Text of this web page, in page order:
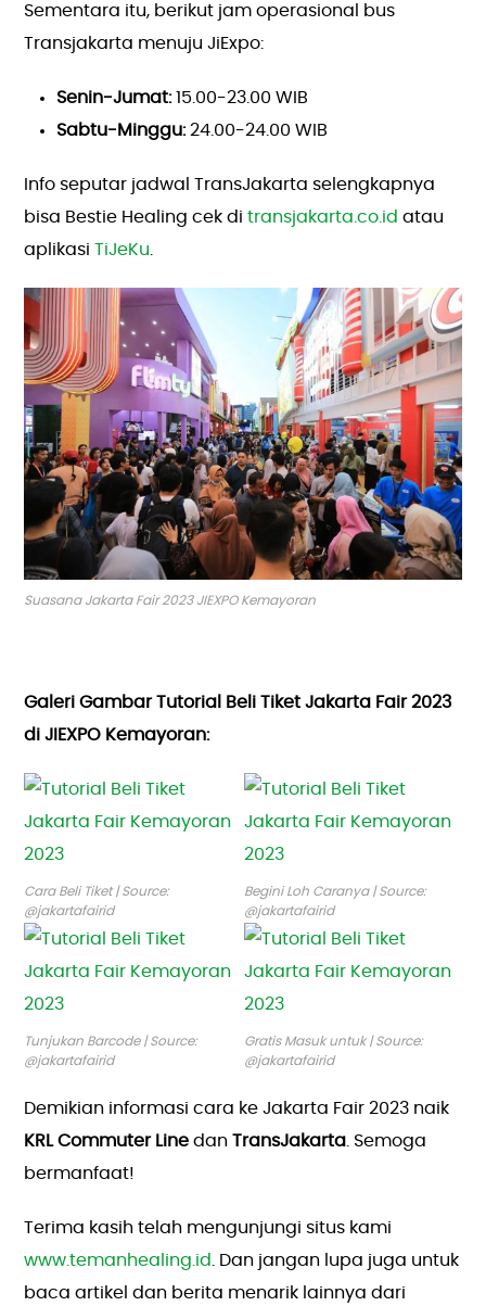
Sementara itu, berikut jam operasional bus
Transjakarta menuju JiExpo:
Senin-Jumat:15.00-23.00 WIB
Sabtu-Minggu: 24.00-24.00 WIB
Info seputar jadwal TransJakarta selengkapnya
bisa Bestie Healing cek ditransjakarta.co.id atau
aplikasiTiJeKu
Suasana Jakarta Fair 2023 JIEXPO Kemayoran
Galeri Gambar Tutorial Beli Tiket Jakarta Fair 2023
di JIEXPO Kemayoran:
Cara Beli Tiket | Source:
@jakartafairid
Begini Loh Caranya | Source:
@jakartafairid
Tunjukan Barcode | Source:
@jakartafairid
Gratis Masuk untuk | Source:
@jakartafairid
Demikian informasi cara ke Jakarta Fair 2023 naik
KRL Commuter Line danTransJakarta . Semoga
bermanfaat!
Terima kasih telah mengunjungi situs kami
www.temanhealing.id
. Dan jangan lupa juga untuk
baca artikel dan berita menarik lainnya dari